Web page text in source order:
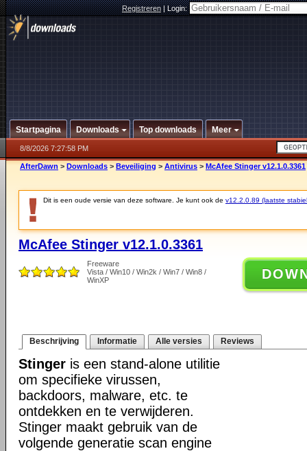
Registreren|Login:
Startpagina Downloads Top downloads Meer
8/8/2026 7:27:58 PM
AfterDawn > Downloads > Beveiliging > Antivirus > McAfee Stinger v12.1.0.3361
Dit is een oude versie van deze software. Je kunt ook de v12.2.0.89 (laatste
McAfee Stinger v12.1.0.3361
Freeware
Vista / Win10 / Win2k / Win7 / Win8 /
WinXP
Beschrijving Informatie Alle versies Reviews
Stinger is een stand-alone utilitie
om specifieke virussen,
backdoors, malware, etc. te
ontdekken en te verwijderen.
Stinger maakt gebruik van de
volgende generatie scan engine